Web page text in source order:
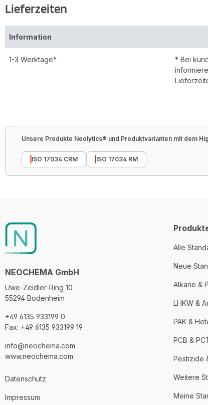
Lieferzeiten
Information
1-3 Werktage*
* Bei
Unsere Produkte Neolytics® und Produktvarianten mit dem
ISO 17034 CRM ISO 17034 RM
NEOCHEMA GmbH
Uwe-Zeidler-Ring 10
55294 Bodenheim
+49 6135 933199 0
Fax: +49 6135 933199 19
info@neochema.com
www.neochema.com
Datenschutz
Impressum
Alle
Neue
Alkane &
LHKW &
PAK &
PCB &
Pestizide
Weitere
Meine